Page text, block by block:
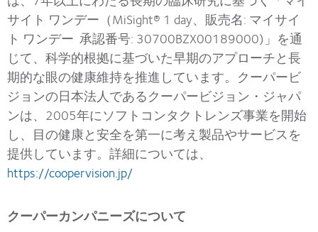
サイト ワンデー（MiSight® 1 day、販売名: マイサイ
ト ワンデー 承認番号: 30700BZX00189000)」を通
じて、科学的根拠に基づいた早期のアプローチと長
期的な眼の健康維持を推進しています。クーパービ
ジョンの日本法人であるクーパービジョン・ジャパ
ンは、2005年にソフトコンタクトレンズ事業を開始
し、目の健康と安全を第一に考え製品やサービスを
提供しています。詳細については、
https://coopervision.jp/
クーパーカンパニーズについて